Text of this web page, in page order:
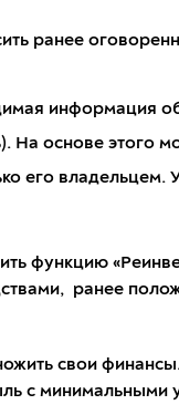
ранее
информация
На основе этого
его владельцем.
функцию
ранее
свои
с